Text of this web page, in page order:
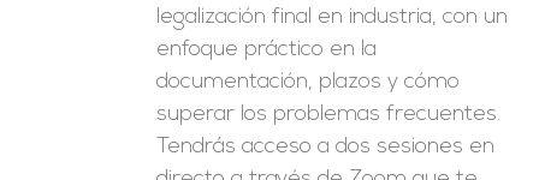
legalización final en industria, con un
enfoque práctico en la
documentación, plazos y cómo
superar los problemas frecuentes.
Tendrás acceso a dos sesiones en